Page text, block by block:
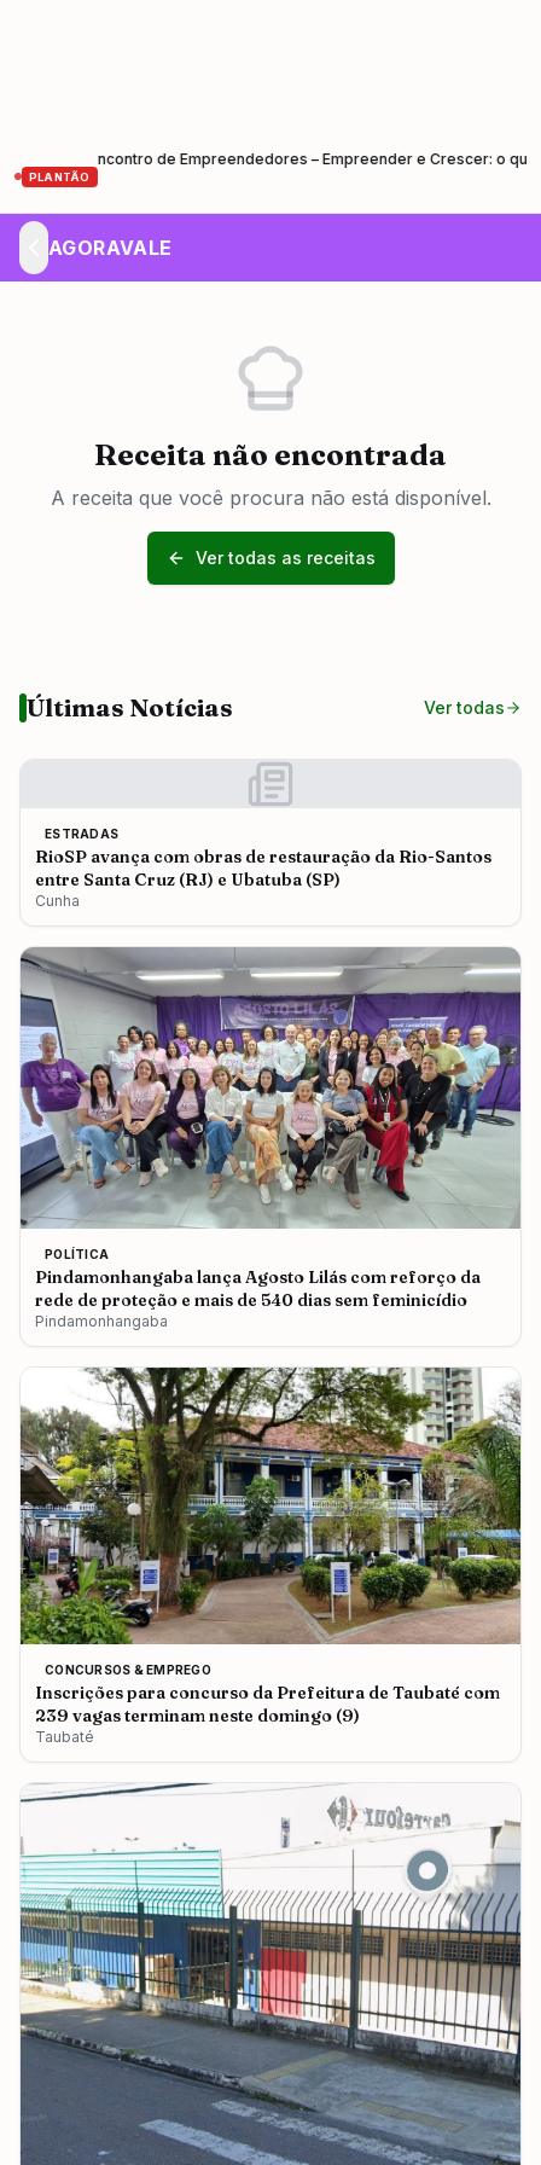
PLANTÃO
•
Encontro de Empreendedores – Empreender e Crescer: o que
AGORAVALE
Receita não encontrada
A receita que você procura não está disponível.
Ver todas as receitas
Últimas Notícias Ver todas
ESTRADAS
RioSP avança com obras de restauração da Rio-Santos
entre Santa Cruz (RJ) e Ubatuba (SP)
Cunha
POLÍTICA
Pindamonhangaba lança Agosto Lilás com reforço da
rede de proteção e mais de 540 dias sem feminicídio
Pindamonhangaba
CONCURSOS & EMPREGO
Inscrições para concurso da Prefeitura de Taubaté com
239 vagas terminam neste domingo (9)
Taubaté